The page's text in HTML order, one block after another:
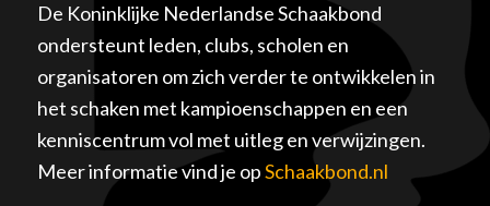
De Koninklijke Nederlandse Schaakbond
ondersteunt leden, clubs, scholen en
organisatoren om zich verder te ontwikkelen in
het schaken met kampioenschappen en een
kenniscentrum vol met uitleg en verwijzingen.
Meer informatie vind je opSchaakbond.nl